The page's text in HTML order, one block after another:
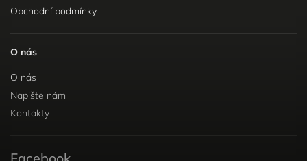
Obchodní podmínky
O nás
O nás
Napište nám
Kontakty